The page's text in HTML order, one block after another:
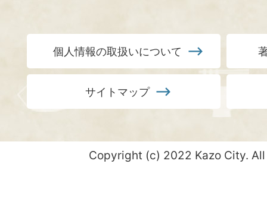
個人情報の取扱いについて
サイトマップ
Copyright (c) 2022 Kazo City.